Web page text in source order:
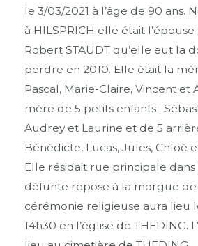
le 3/03/2021 à l’âge de 90 ans.
à HILSPRICH elle était
Robert STAUDT qu’elle eut la
perdre en 2010. Elle était la
Pascal, Marie-Claire, Vincent et
mère de 5 petits enfants :
Audrey et Laurine et de 5
Bénédicte, Lucas, Jules, Chloé
Elle résidait rue principale dans
défunte repose à la morgue de
cérémonie religieuse aura lieu
14h30 en l’église de THEDING.